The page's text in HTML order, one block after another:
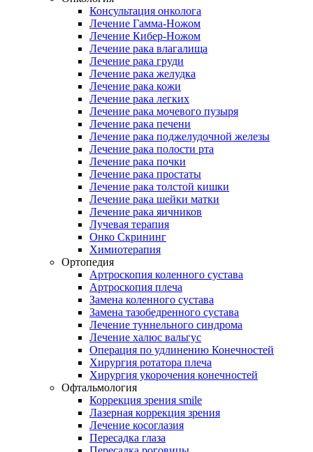
Консультация онколога
Лечение Гамма-Ножом
Лечение Кибер-Ножом
Лечение рака влагалища
Лечение рака груди
Лечение рака желудка
Лечение рака кожи
Лечение рака легких
Лечение рака мочевого пузыря
Лечение рака печени
Лечение рака поджелудочной железы
Лечение рака полости рта
Лечение рака почки
Лечение рака простаты
Лечение рака толстой кишки
Лечение рака шейки матки
Лечение рака яичников
Лучевая терапия
Онко Скрининг
Химиотерапия
Ортопедия
Артроскопия коленного сустава
Артроскопия плеча
Замена коленного сустава
Замена тазобедренного сустава
Лечение туннельного синдрома
Лечение халюс вальгус
Операция по удлинению Конечностей
Хирургия ротатора плеча
Хирургия укорочения конечностей
Офтальмология
Коррекция зрения smile
Лазерная коррекция зрения
Лечение косоглазия
Пересадка глаза